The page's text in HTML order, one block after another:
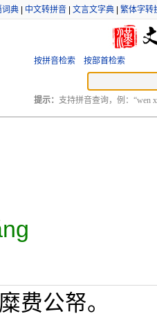
词典 中文转拼音 文言文字典 繁体字转
按拼音检索 按部首检索
提示： 支持拼音查询，例：“wen
费公帑。